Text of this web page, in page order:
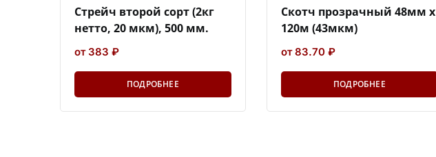
Стрейч второй сорт (2кг
нетто, 20 мкм), 500 мм.
от 383 ₽
ПОДРОБНЕЕ
Скотч прозрачный 48мм х
120м (43мкм)
от 83.70 ₽
ПОДРОБНЕЕ